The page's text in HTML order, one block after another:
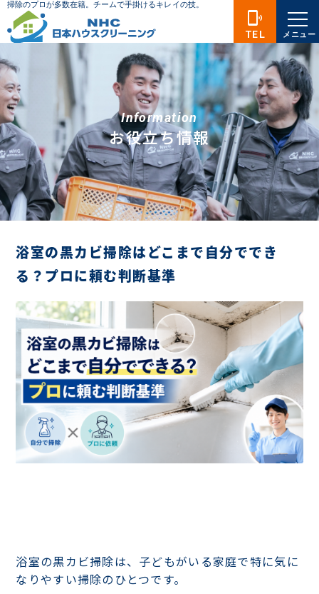
Information
お役立ち情報
浴室の黒カビ掃除はどこまで自分ででき
る？プロに頼む判断基準
浴室の黒カビ掃除は、子どもがいる家庭で特に気に
なりやすい掃除のひとつです。
phonelink_ring
TEL メニュー